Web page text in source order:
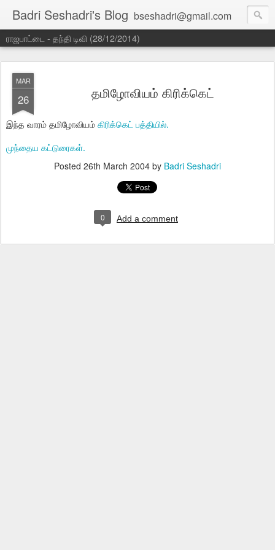
Badri Seshadri's Blog bseshadri@gmail.com
ராஜபாட்டை - தந்தி டிவி (28/12/2014)
MAR
26 தமிழோவியம் கிரிக்கெட்
இந்த வாரம் தமிழோவியம் கிரிக்கெட் பத்தியில்.
முந்தைய கட்டுரைகள்.
Posted 26th March 2004 by Badri Seshadri
0 Add a comment